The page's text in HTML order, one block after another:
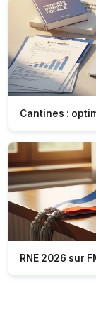
Cantines :
RNE 2026 sur